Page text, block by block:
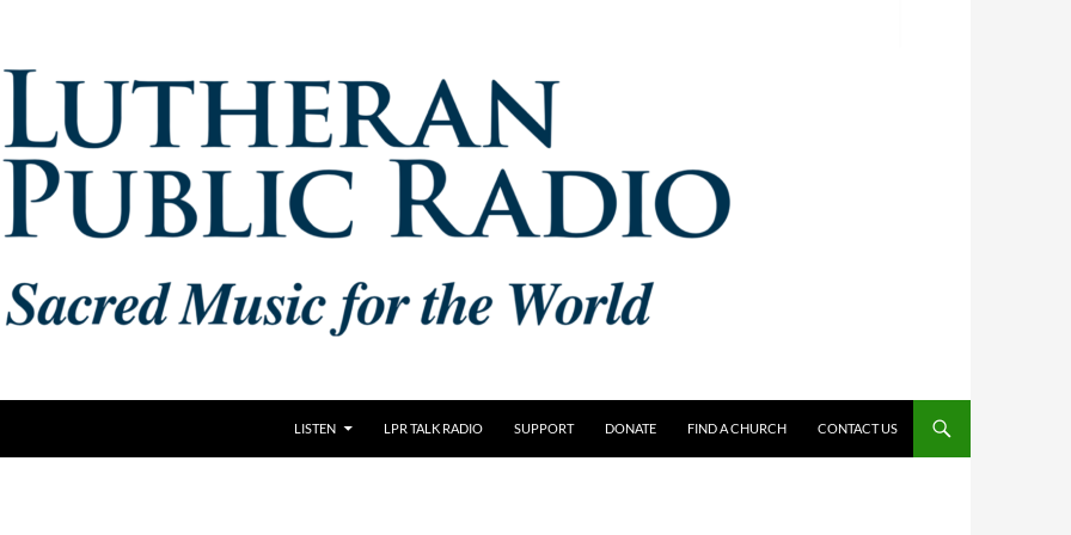
LISTEN LPR TALK RADIO SUPPORT DONATE FIND A CHURCH CONTACT US